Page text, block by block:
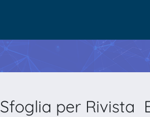
Sfoglia per Rivista